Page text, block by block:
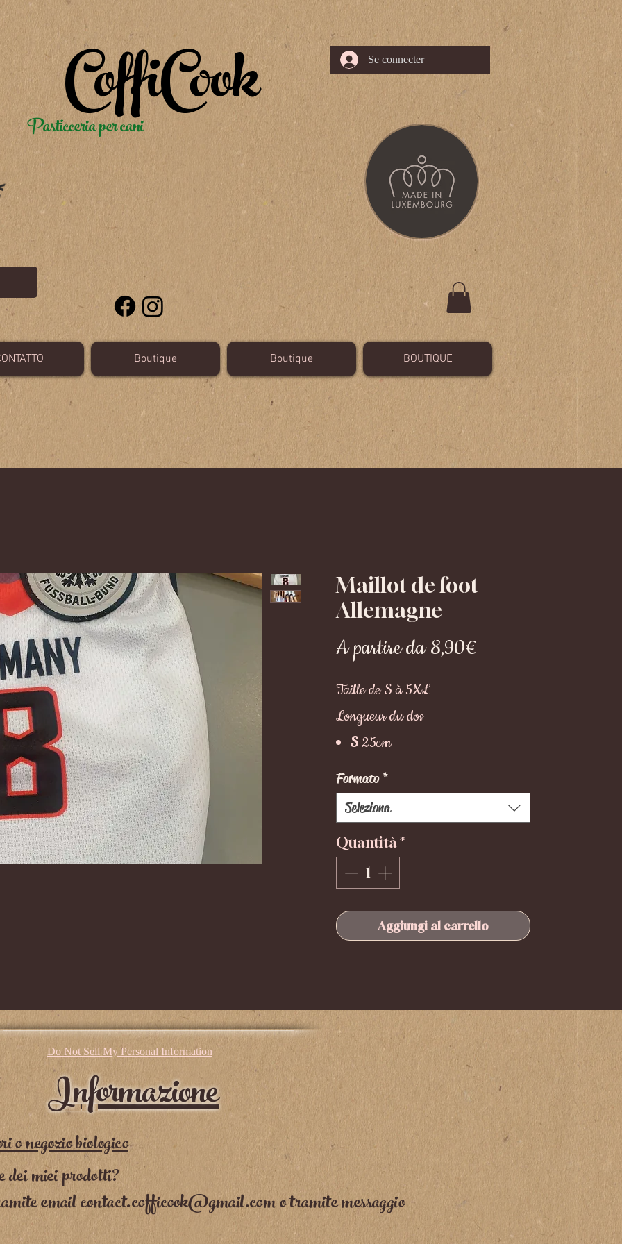
CoffiCook
Pasticceria per cani
Se connecter
Boutique Boutique BOUTIQUE
Maillot de foot
Allemagne
A partire da8,90€Prezzo
Taille de S à 5XL
Longueur du dos
S25cm
30cm
L35cm
XL40cm
XXL45cm
3XL50cm
5XL60cm
Formato *
Seleziona
Quantità*
Aggiungi al carrello
Do Not Sell My Personal Information
Informazione
negozio biologico
miei prodotti?
emailcontact.cofficook@gmail.como tramite messaggio